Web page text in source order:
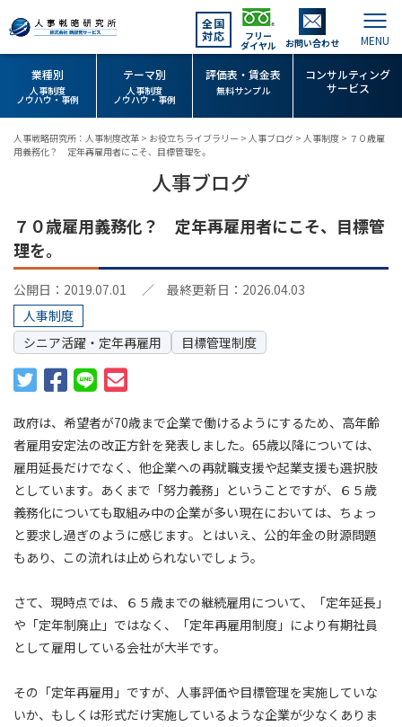
全国
対応
フリー
ダイヤル お問い合わせ
業種別
人事制度
ノウハウ・事例
テーマ別
人事制度
ノウハウ・事例
評価表・賃金表
無料サンプル
コンサルティング
サービス
人事戦略研究所：人事制度改革 > お役立ちライブラリー > 人事ブログ > 人事制度 > ７０歳雇
用義務化？ 定年再雇用者にこそ、目標管理を。
人事ブログ
７０歳雇用義務化？ 定年再雇用者にこそ、目標管
理を。
公開日：2019.07.01
／ 最終更新日：2026.04.03
人事制度
シニア活躍・定年再雇用
目標管理制度
政府は、希望者が70歳まで企業で働けるようにするため、高年齢
者雇用安定法の改正方針を発表しました。65歳以降については、
雇用延長だけでなく、他企業への再就職支援や起業支援も選択肢
としています。あくまで「努力義務」ということですが、６５歳
義務化についても取組み中の企業が多い現在においては、ちょっ
と要求し過ぎのように感じます。とはいえ、公的年金の財源問題
もあり、この流れは止められないでしょう。
さて、現時点では、６５歳までの継続雇用について、「定年延長」
や「定年制廃止」ではなく、「定年再雇用制度」により有期社員
として雇用している会社が大半です。
その「定年再雇用」ですが、人事評価や目標管理を実施していな
いか、もしくは形式だけ実施しているような企業が少なくありま